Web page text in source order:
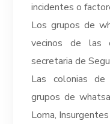
incidentes o
Los grupos de
vecinos de las
secretaria de
Las colonias
grupos de
Loma,